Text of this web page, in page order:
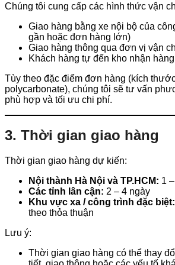
Chúng tôi cung cấp các hình thức vận
Giao hàng bằng xe nội bộ của
gần hoặc đơn hàng lớn)
Giao hàng thông qua đơn vị vận
Khách hàng tự đến kho nhận
Tùy theo đặc điểm đơn hàng (kích
polycarbonate), chúng tôi sẽ tư vấn
phù hợp và tối ưu chi phí.
3. Thời gian giao hàng
Thời gian giao hàng dự kiến:
Nội thành Hà Nội và TP.HCM: 1
Các tỉnh lân cận: 2 – 4 ngày
Khu vực xa / công trình đặc biệt:
theo thỏa thuận
Lưu ý:
Thời gian giao hàng có thể thay